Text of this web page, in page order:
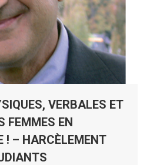
VERBALES ET
FEMMES EN
! – HARCÈLEMENT